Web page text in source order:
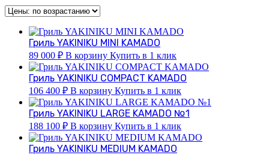
Гриль YAKINIKU MINI KAMADO
89 000 ₽ В корзину Купить в 1 клик
Гриль YAKINIKU COMPACT KAMADO
106 400 ₽ В корзину Купить в 1 клик
Гриль YAKINIKU LARGE KAMADO №1
188 100 ₽ В корзину Купить в 1 клик
Гриль YAKINIKU MEDIUM KAMADO